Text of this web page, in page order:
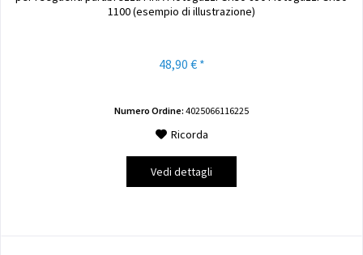
1100 (esempio di illustrazione)
48,90 € *
Numero Ordine:4025066116225
Ricorda
Vedi dettagli